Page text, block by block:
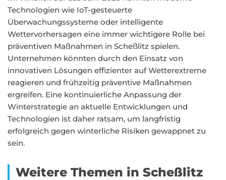
Technologien wie IoT-gesteuerte
Überwachungssysteme oder intelligente
Wettervorhersagen eine immer wichtigere Rolle bei
präventiven Maßnahmen in Scheßlitz spielen.
Unternehmen könnten durch den Einsatz von
innovativen Lösungen effizienter auf Wetterextreme
reagieren und frühzeitig präventive Maßnahmen
ergreifen. Eine kontinuierliche Anpassung der
Winterstrategie an aktuelle Entwicklungen und
Technologien ist daher ratsam, um langfristig
erfolgreich gegen winterliche Risiken gewappnet zu
sein.
Weitere Themen in Scheßlitz